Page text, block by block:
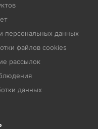
персональных данных
файлов cookies
рассылок
данных